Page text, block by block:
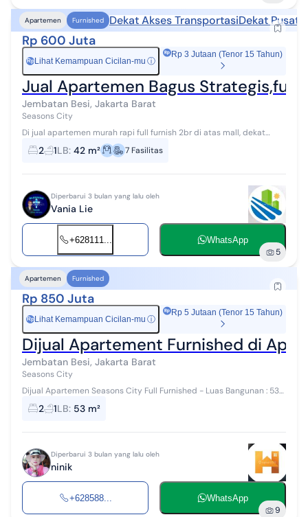
Apartemen Furnished Dekat Akses TransportasiDekat Pusat
Rp 600 Juta
Rp Lihat Kemampuan Cicilan-mu ⓘ
Rp 3 Jutaan (Tenor 15 Tahun)
Jual Apartemen Bagus
Jembatan Besi, Jakarta Barat
Seasons City
Di jual apartemen murah rapi full furnish 2br di atas mall, dekat
pusat perbelanjaan , restoran dan mainan anak2, dekat pintu tol dll.
Hub VANIA A...
2 1LB: 42 m² 7 Fasilitas
Diperbarui 3 bulan yang lalu oleh
Vania Lie
+628111... WhatsApp
5
Apartemen Furnished
Rp 850 Juta
Rp Lihat Kemampuan Cicilan-mu ⓘ
Rp 5 Jutaan (Tenor 15 Tahun)
Dijual Apartement Furnished di
Jembatan Besi, Jakarta Barat
Seasons City
Dijual Apartemen Seasons City Full Furnished - Luas Bangunan : 53
m² - Full Furnished, Posisi Hook - Lantai : 27 - 2 Kamar Tidur - 1
Kamar Mandi...
2 1LB: 53 m²
Diperbarui 3 bulan yang lalu oleh
ninik
+628588... WhatsApp
9